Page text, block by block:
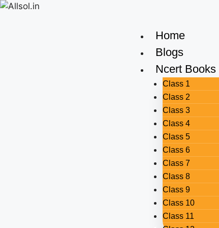
Home
Blogs
Ncert Books
Class 1
Class 2
Class 3
Class 4
Class 5
Class 6
Class 7
Class 8
Class 9
Class 10
Class 11